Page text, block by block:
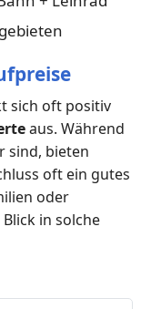
sich oft positiv
aus. Während
sind, bieten
oft ein gutes
oder
in solche